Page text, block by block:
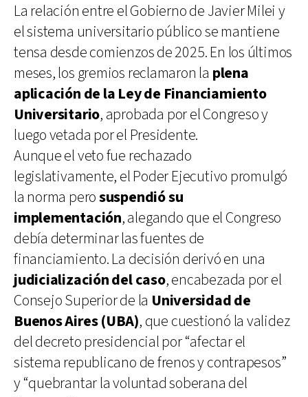
La relación entre el Gobierno de Javier Milei y
el sistema universitario público se mantiene
tensa desde comienzos de 2025. En los últimos
meses, los gremios reclamaron la plena
aplicación de la Ley de Financiamiento
Universitario, aprobada por el Congreso y
luego vetada por el Presidente.
Aunque el veto fue rechazado
legislativamente, el Poder Ejecutivo promulgó
la norma perosuspendió su
implementación, alegando que el Congreso
debía determinar las fuentes de
financiamiento. La decisión derivó en una
judicialización del caso, encabezada por el
Consejo Superior de la Universidad de
Buenos Aires (UBA), que cuestionó la validez
del decreto presidencial por “afectar el
sistema republicano de frenos y contrapesos”
y “quebrantar la voluntad soberana del